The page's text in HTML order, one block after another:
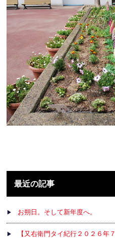
最近の記事
お朔日。そして新年度へ。
【又右衛門タイ紀行２０２６